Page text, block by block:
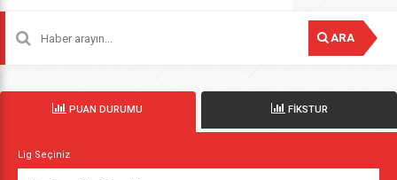
ARA
PUAN DURUMU FİKSTUR
Lig Seçiniz